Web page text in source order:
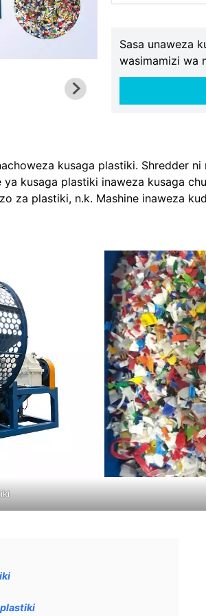
Sasa unaweza
wasimamizi wa
kusaga plastiki. Shredder
kusaga plastiki inaweza kusaga
za plastiki, n.k. Mashine inaweza
plastiki